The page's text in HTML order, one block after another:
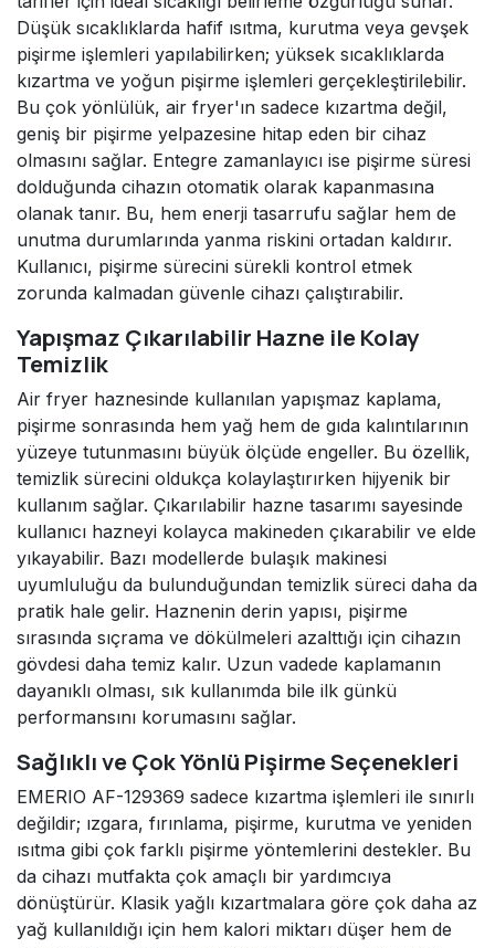
Düşük sıcaklıklarda hafif ısıtma, kurutma veya gevşek
pişirme işlemleri yapılabilirken; yüksek sıcaklıklarda
kızartma ve yoğun pişirme işlemleri gerçekleştirilebilir.
Bu çok yönlülük, air fryer'ın sadece kızartma değil,
geniş bir pişirme yelpazesine hitap eden bir cihaz
olmasını sağlar. Entegre zamanlayıcı ise pişirme süresi
dolduğunda cihazın otomatik olarak kapanmasına
olanak tanır. Bu, hem enerji tasarrufu sağlar hem de
unutma durumlarında yanma riskini ortadan kaldırır.
Kullanıcı, pişirme sürecini sürekli kontrol etmek
zorunda kalmadan güvenle cihazı çalıştırabilir.
Yapışmaz Çıkarılabilir Hazne ile Kolay
Temizlik
Air fryer haznesinde kullanılan yapışmaz kaplama,
pişirme sonrasında hem yağ hem de gıda kalıntılarının
yüzeye tutunmasını büyük ölçüde engeller. Bu özellik,
temizlik sürecini oldukça kolaylaştırırken hijyenik bir
kullanım sağlar. Çıkarılabilir hazne tasarımı sayesinde
kullanıcı hazneyi kolayca makineden çıkarabilir ve elde
yıkayabilir. Bazı modellerde bulaşık makinesi
uyumluluğu da bulunduğundan temizlik süreci daha da
pratik hale gelir. Haznenin derin yapısı, pişirme
sırasında sıçrama ve dökülmeleri azalttığı için cihazın
gövdesi daha temiz kalır. Uzun vadede kaplamanın
dayanıklı olması, sık kullanımda bile ilk günkü
performansını korumasını sağlar.
Sağlıklı ve Çok Yönlü Pişirme Seçenekleri
EMERIO AF-129369 sadece kızartma işlemleri ile sınırlı
değildir; ızgara, fırınlama, pişirme, kurutma ve yeniden
ısıtma gibi çok farklı pişirme yöntemlerini destekler. Bu
da cihazı mutfakta çok amaçlı bir yardımcıya
dönüştürür. Klasik yağlı kızartmalara göre çok daha az
yağ kullanıldığı için hem kalori miktarı düşer hem de